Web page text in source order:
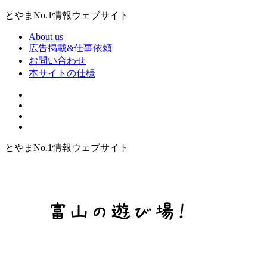
とやまNo.1情報ウェブサイト
About us
広告掲載&仕事依頼
お問い合わせ
本サイトの仕様
とやまNo.1情報ウェブサイト